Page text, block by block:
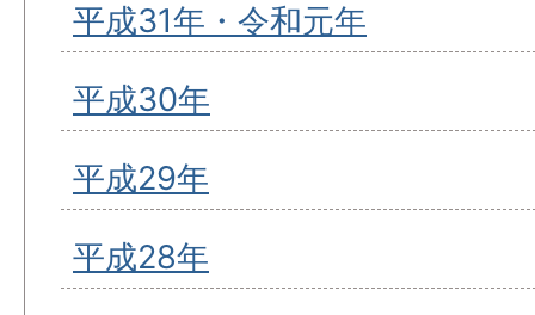
平成31年・令和元年
平成30年
平成29年
平成28年